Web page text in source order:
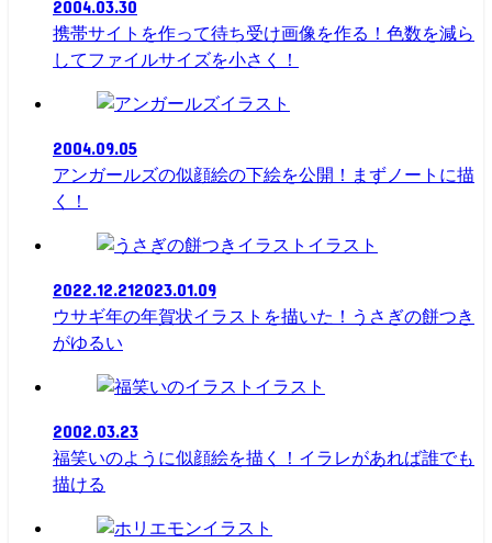
2004.03.30
携帯サイトを作って待ち受け画像を作る！色数を減ら
してファイルサイズを小さく！
イラスト
2004.09.05
アンガールズの似顔絵の下絵を公開！まずノートに描
く！
イラスト
2022.12.212023.01.09
ウサギ年の年賀状イラストを描いた！うさぎの餅つき
がゆるい
イラスト
2002.03.23
福笑いのように似顔絵を描く！イラレがあれば誰でも
描ける
イラスト